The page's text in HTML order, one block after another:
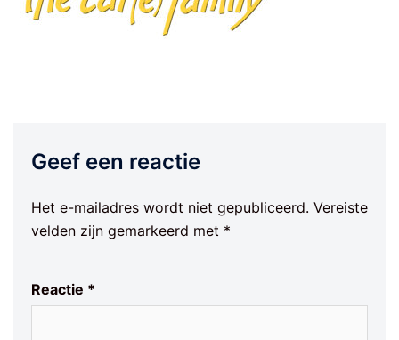
Geef een reactie
Het e-mailadres wordt niet gepubliceerd. Vereiste
velden zijn gemarkeerd met *
Reactie *